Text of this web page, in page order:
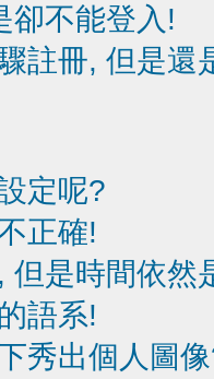
卻不能登入!
註冊, 但是還
定呢?
正確!
但是時間依然
語系!
秀出個人圖